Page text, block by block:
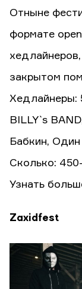
Отныне
формате
закрытом
Хедлайнеры:
BILLY`s
Бабкин,
Сколько:
Узнать
Zaxidfest